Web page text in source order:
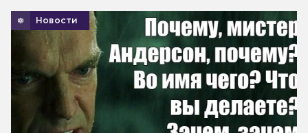
Новости